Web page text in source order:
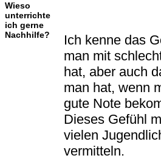
Wieso
unterrichte
ich gerne
Nachhilfe?
Ich kenne das
man mit
hat, aber auch
man hat, wenn
gute Note
Dieses Gefühl
vielen
vermitteln.